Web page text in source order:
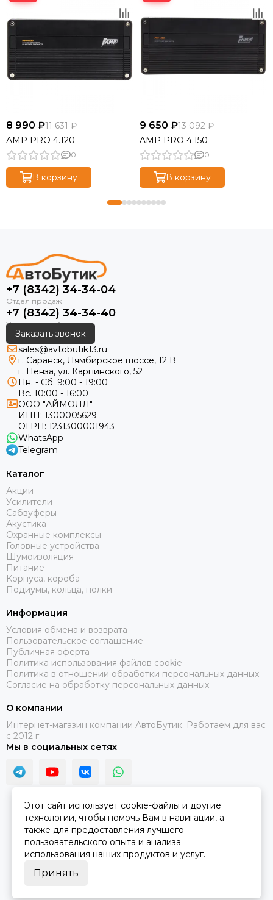
8 990 ₽11 631 ₽
AMP PRO 4.120
0
В корзину
9 650 ₽13 092 ₽
AMP PRO 4.150
0
В корзину
+7 (8342) 34-34-04
+7 (8342) 34-34-40
Заказать звонок
sales@avtobutik13.ru
г. Саранск, Лямбирское шоссе, 12 В
г. Пенза, ул. Карпинского, 52
Пн. - Сб. 9:00 - 19:00
Вс. 10:00 - 16:00
ООО "АЙМОЛЛ"
ИНН: 1300005629
ОГРН: 1231300001943
WhatsApp
Telegram
Каталог
Акции
Усилители
Сабвуферы
Акустика
Охранные комплексы
Головные устройства
Шумоизоляция
Питание
Корпуса, короба
Подиумы, кольца, полки
Информация
Условия обмена и возврата
Пользовательское соглашение
Публичная оферта
Политика использования файлов cookie
Политика в отношении обработки персональных данных
Согласие на обработку персональных данных
О компании
Интернет-магазин компании АвтоБутик. Работаем для вас
с 2012 г.
Мы в социальных сетях
2026 © АвтоБутик.Карта сайта
Этот сайт использует cookie-файлы и другие
технологии, чтобы помочь Вам в навигации, а
также для предоставления лучшего
пользовательского опыта и анализа
использования наших продуктов и услуг.
Принять